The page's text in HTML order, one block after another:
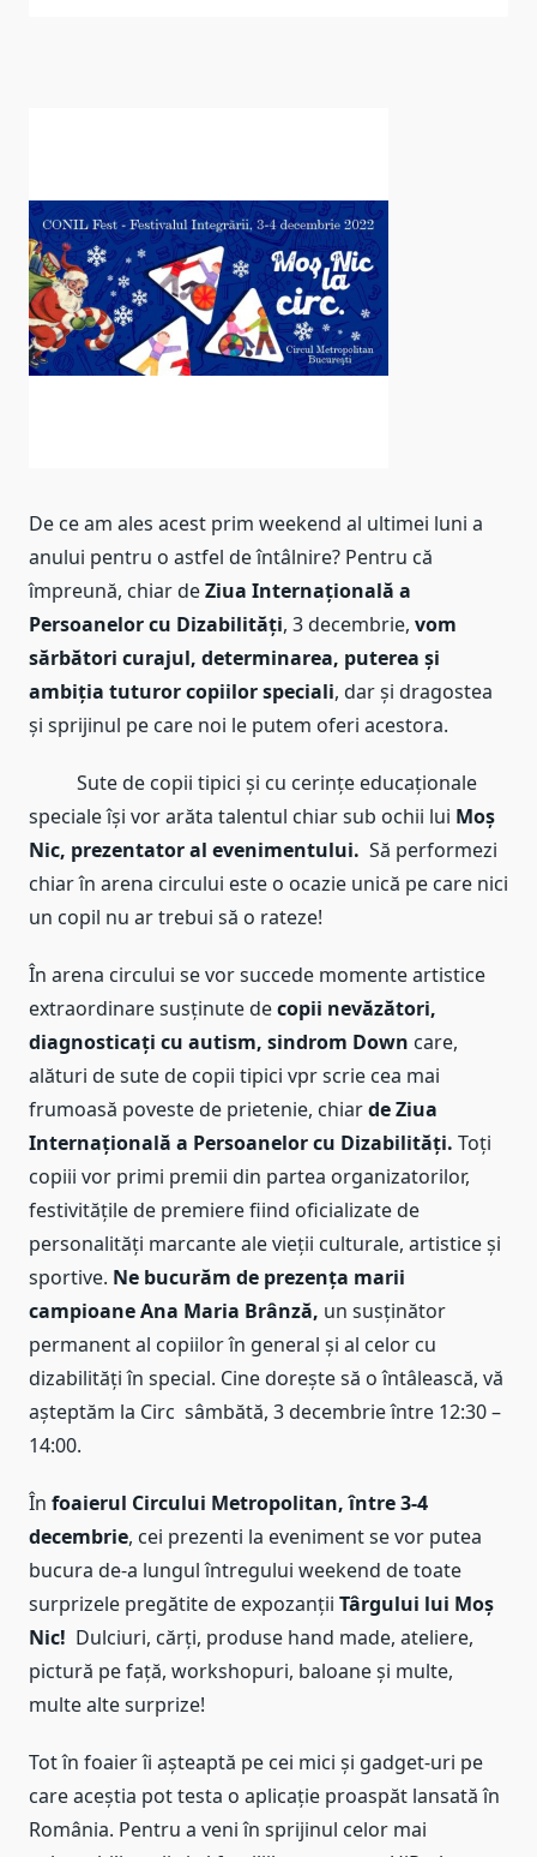
De ce am ales acest prim weekend al ultimei luni a
anului pentru o astfel de întâlnire? Pentru că
împreună, chiar deZiua Internațională a
Persoanelor cu Dizabilități, 3 decembrie, vom
sărbători curajul, determinarea, puterea și
ambiția tuturor copiilor speciali, dar și dragostea
și sprijinul pe care noi le putem oferi acestora.
Sute de copii tipici și cu cerințe educaționale
speciale își vor arăta talentul chiar sub ochii lui Moș
Nic, prezentator al evenimentului. Să performezi
chiar în arena circului este o ocazie unică pe care nici
un copil nu ar trebui să o rateze!
În arena circului se vor succede momente artistice
extraordinare susținute decopii nevăzători,
diagnosticați cu autism, sindrom Down care,
alături de sute de copii tipici vpr scrie cea mai
frumoasă poveste de prietenie, chiarde Ziua
Internațională a Persoanelor cu Dizabilități. Toți
copiii vor primi premii din partea organizatorilor,
festivitățile de premiere fiind oficializate de
personalități marcante ale vieții culturale, artistice și
sportive. Ne bucurăm de prezența marii
campioane Ana Maria Brânză, un susținător
permanent al copiilor în general și al celor cu
dizabilități în special. Cine dorește să o întâlească, vă
așteptăm la Circ sâmbătă, 3 decembrie între 12:30 –
14:00.
În foaierul Circului Metropolitan, între 3-4
decembrie, cei prezenti la eveniment se vor putea
bucura de-a lungul întregului weekend de toate
surprizele pregătite de expozanții Târgului lui Moș
Nic! Dulciuri, cărți, produse hand made, ateliere,
pictură pe față, workshopuri, baloane și multe,
multe alte surprize!
Tot în foaier îi așteaptă pe cei mici și gadget-uri pe
care aceștia pot testa o aplicație proaspăt lansată în
România. Pentru a veni în sprijinul celor mai